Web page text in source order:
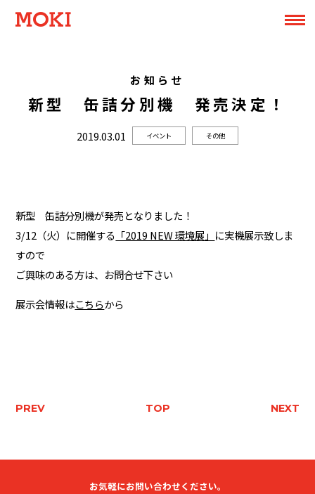
お知らせ
新型 缶詰分別機 発売決定！
2019.03.01 イベント その他
新型 缶詰分別機が発売となりました！
3/12（火）に開催する 「2019 NEW 環境展」 に実機展示致しま
すので
ご興味のある方は、お問合せ下さい
展示会情報はこちらから
PREV TOP NEXT
お気軽にお問い合わせください。